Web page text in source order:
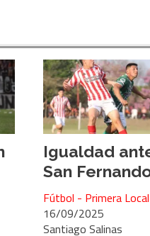
Igualdad
San
Santiago Salinas
Fútbol - Primera Local
16/09/2025